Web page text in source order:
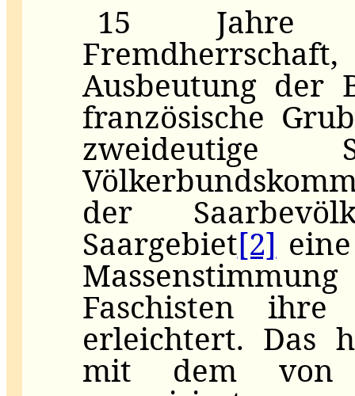
15 Jahre
Ausbeutung der
französische
zweideutige
der
Saargebiet[2]
Faschisten ihre
erleichtert. Das
mit dem von